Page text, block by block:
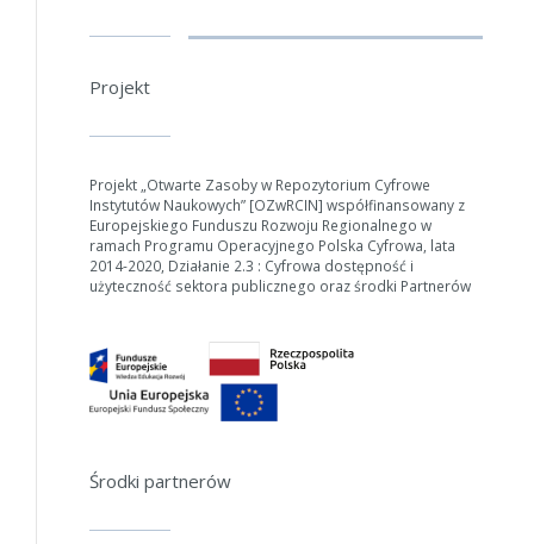
W zależności od ilości danych do przetworzenia generowanie pliku
może się wydłużyć.
Jeśli generowanie trwa zbyt długo można ograniczyć dane np.
zmniejszając zakres lat.
Projekt
Projekt „Otwarte Zasoby w Repozytorium Cyfrowe
Instytutów Naukowych” [OZwRCIN] współfinansowany z
Europejskiego Funduszu Rozwoju Regionalnego w
ramach Programu Operacyjnego Polska Cyfrowa, lata
2014-2020, Działanie 2.3 : Cyfrowa dostępność i
użyteczność sektora publicznego oraz środki Partnerów
Środki partnerów